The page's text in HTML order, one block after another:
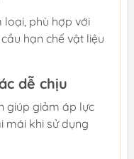
loại, phù hợp với
hạn chế vật liệu
dễ chịu
giúp giảm áp lực
mái khi sử dụng